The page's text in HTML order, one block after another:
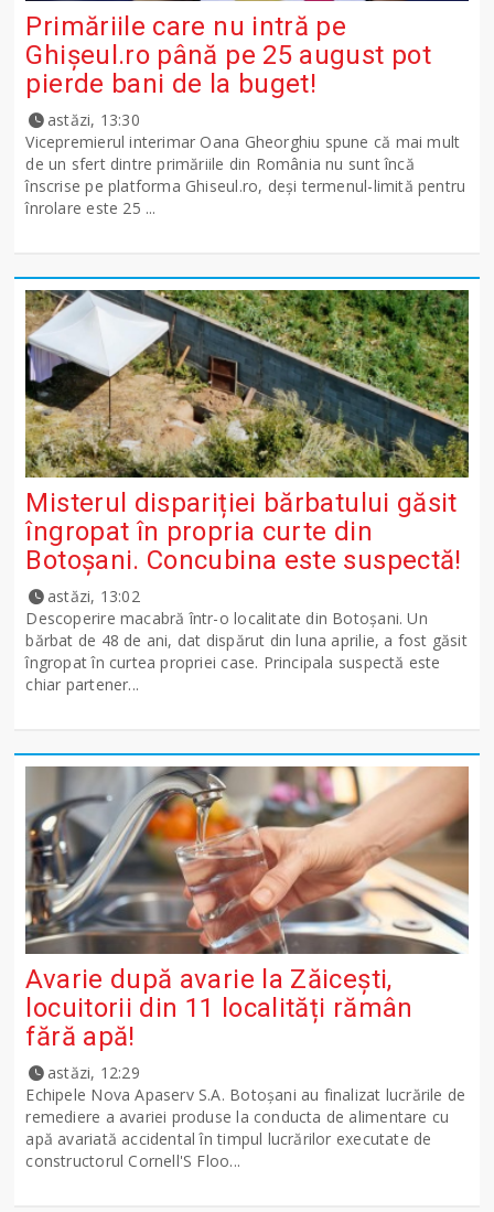
Primăriile care nu intră pe
Ghişeul.ro până pe 25 august pot
pierde bani de la buget!
astăzi, 13:30
Vicepremierul interimar Oana Gheorghiu spune că mai mult
de un sfert dintre primăriile din România nu sunt încă
înscrise pe platforma Ghiseul.ro, deși termenul-limită pentru
înrolare este 25 ...
Misterul dispariției bărbatului găsit
îngropat în propria curte din
Botoșani. Concubina este suspectă!
astăzi, 13:02
Descoperire macabră într-o localitate din Botoșani. Un
bărbat de 48 de ani, dat dispărut din luna aprilie, a fost găsit
îngropat în curtea propriei case. Principala suspectă este
chiar partener...
Avarie după avarie la Zăicești,
locuitorii din 11 localități rămân
fără apă!
astăzi, 12:29
Echipele Nova Apaserv S.A. Botoșani au finalizat lucrările de
remediere a avariei produse la conducta de alimentare cu
apă avariată accidental în timpul lucrărilor executate de
constructorul Cornell'S Floo...